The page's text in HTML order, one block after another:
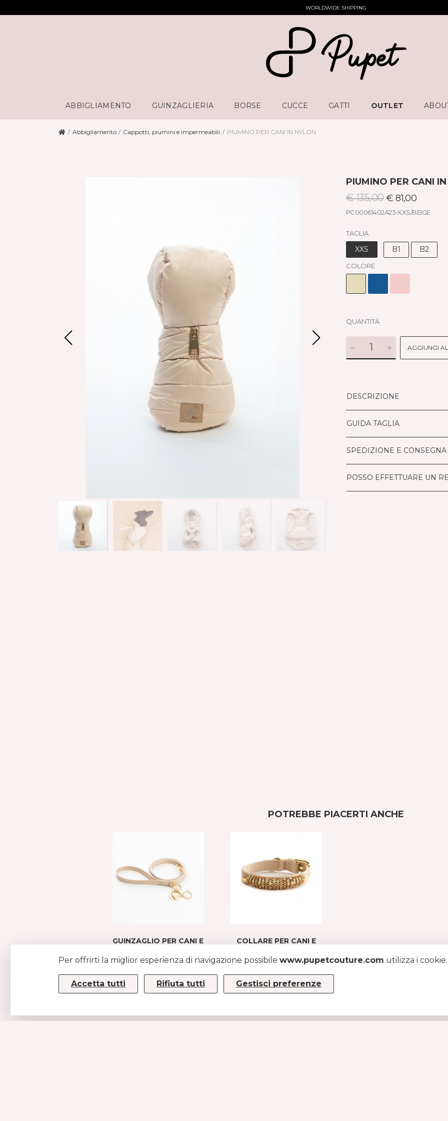
WORLDWIDE SHIPPING
ABBIGLIAMENTO GUINZAGLIERIA BORSE CUCCE GATTI OUTLET
Abbigliamento Cappotti, piumini e impermeabili PIUMINO PER CANI IN NYLON
PIUMINO PER CANI
€ 135,00 € 81,00
PC00061402A23-XXS/BEIGE
TAGLIA
XXS B1 B2
COLORE
QUANTITÀ
AGGIUNGI
DESCRIZIONE
GUIDA TAGLIA
SPEDIZIONE E CONSEGNA
POSSO EFFETTUARE UN
POTREBBE PIACERTI ANCHE
GUINZAGLIO PER CANI E
BEIGE
€49
COLLARE PER CANI E
PASSANTE GIOIELLO
€59
Per offrirti la miglior esperienza di navigazione possibile www.pupetcouture.com utilizza i
Accetta tutti Rifiuta tutti Gestisci preferenze